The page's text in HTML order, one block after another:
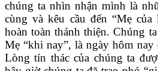
chúng ta nhìn nhận mình là
cùng và kêu cầu đến “Mẹ
hoàn toàn thánh thiện. Chúng
Mẹ “khi nay”, là ngày hôm nay
Lòng tín thác của chúng ta